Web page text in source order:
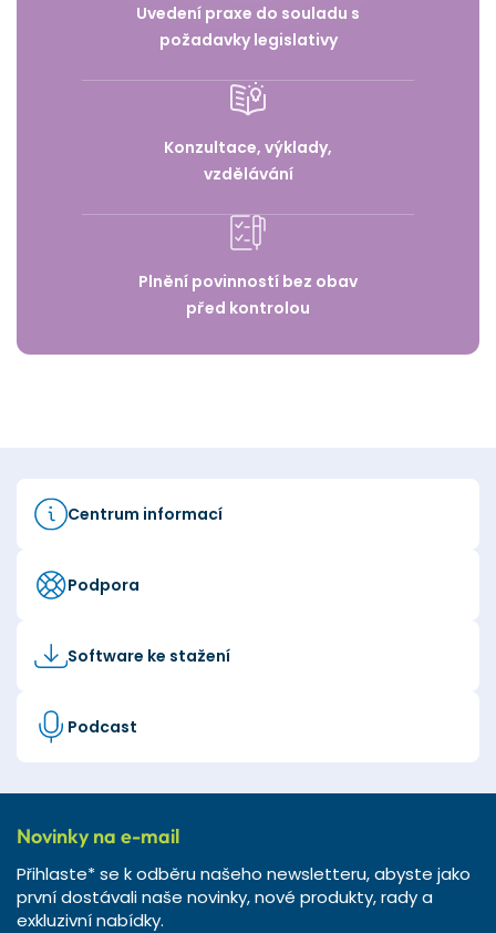
Uvedení praxe do souladu s
požadavky legislativy
Konzultace, výklady,
vzdělávání
Plnění povinností bez obav
před kontrolou
Centrum informací
Podpora
Software ke stažení
Podcast
Novinky na e-mail
Přihlaste* se k odběru našeho newsletteru, abyste jako
první dostávali naše novinky, nové produkty, rady a
exkluzivní nabídky.